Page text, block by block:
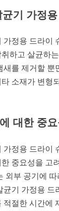
기 가정
가정용 드라이
하고 살균하
새를 제거할 뿐
소재가 변형
대한 중요
가정용 드라이
중요성을 고
외부 공기에
균기 가정용 드
적절한 시간에